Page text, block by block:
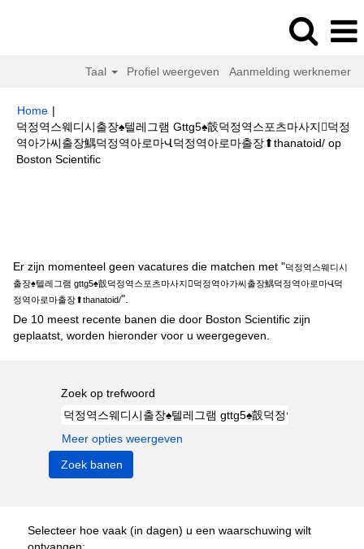
Taal Profiel weergeven Aanmelding werknemer
Home |
덕정역스웨디시출장♠텔레그램 Gttg5♠瞉덕정역스포츠마사지덕정
역아가씨출장鰅덕정역아로마Վ덕정역아로마출장⬆thanatoid/ op
Boston Scientific(huidige
Er zijn momenteel geen vacatures die matchen met "덕정역스웨디시
출장♠텔레그램 gttg5♠瞉덕정역스포츠마사지덕정역아가씨출장鰅덕정역아로마Վ덕
정역아로마출장⬆thanatoid/".
De 10 meest recente banen die door Boston Scientific zijn
geplaatst, worden hieronder voor u weergegeven.
Zoek op trefwoord
Meer opties weergeven
Selecteer hoe vaak (in dagen) u een waarschuwing wilt